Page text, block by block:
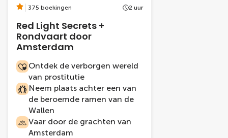
375 boekingen 2 uur
Red Light Secrets +
Rondvaart door
Amsterdam
Ontdek de verborgen wereld
van prostitutie
Neem plaats achter een van
de beroemde ramen van de
Wallen
Vaar door de grachten van
Amsterdam